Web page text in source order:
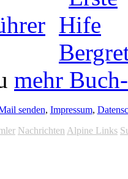
mehr
senden, Impressum,
Nachrichten Alpine Links